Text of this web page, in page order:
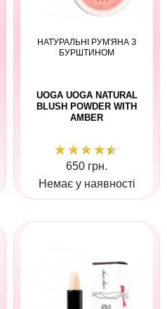
НАТУРАЛЬНІ РУМ'ЯНА З
БУРШТИНОМ
UOGA UOGA NATURAL
BLUSH POWDER WITH
AMBER
650 грн.
Немає у наявності